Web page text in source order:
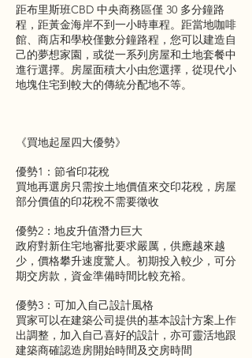
距布里斯班CBD 中央商務區僅 30 多分鐘路
程，距黃金海岸不到一小時車程。距當地咖啡
館、商店和學校僅數分鐘路程，您可以建造自
己的夢想家園，或從一系列房屋和土地套餐中
進行選擇。房屋面積大小由您選擇，從現代小
地塊住宅到較大的傳統分配地不等。
《買地起屋四大優勢》
優勢1：節省印花稅
買地再選房只需按土地價值來交印花稅，房屋
部分價值的印花稅不需要徵收
優勢2：地皮升值潛力巨大
政府對新住宅地審批要求嚴厲，供應越來越
少，價格攀升速度驚人。初期投入較少，可分
期交房款，資金準備時間比較充裕。
優勢3：可加入自己設計風格
買家可以在建築公司提供的基本設計方案上作
出調整，加入自己喜好的設計，亦可靈活地跟
建築商確認造房開始時間及交房時間